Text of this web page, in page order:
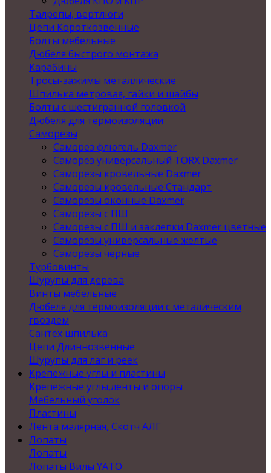
Талрепы, вертлюги
Цепи Короткозвенные
Болты мебельные
Дюбеля быстрого монтажа
Карабины
Тросы-зажимы металлические
Шпилька метровая, гайки и шайбы
Болты с шестигранной головкой
Дюбеля для термоизоляции
Саморезы
Саморез флюгель Daxmer
Саморез универсальный TORX Daxmer
Саморезы кровельные Daxmer
Саморезы кровельные Стандарт
Саморезы оконные Daxmer
Саморезы с ПШ
Саморезы с ПШ и заклепки Daxmer цветные
Саморезы универсальные желтые
Саморезы черные
Турбовинты
Шурупы для дерева
Винты мебельные
Дюбеля для термоизоляции с металическим
гвоздем
Сантех шпилька
Цепи Длиннозвенные
Шурупы для лаг и реек
Крепежные углы и пластины
Крепежные углы,ленты и опоры
Мебельный уголок
Пластины
Лента малярная, Скотч АЛГ
Лопаты
Лопаты
Лопаты Вилы YATO